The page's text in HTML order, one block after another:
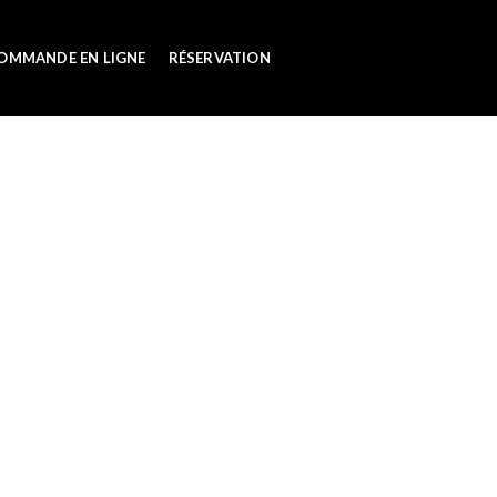
EN LIGNE RÉSERVATION